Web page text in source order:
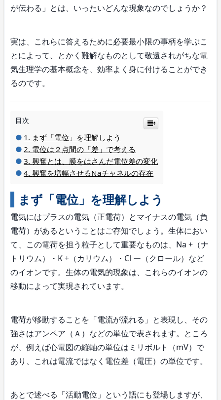
が伝わる」とは、いったいどんな現象なのでしょうか？
実は、これらに答えるために必要最小限の事柄を学ぶこ
とによって、とかく難解なものとして敬遠されがちな電
気生理学の基本概念を、効率よく身に付けることができ
るのです。
目次
まず「電位」を理解しよう
電位は２点間の「差」で考える
興奮とは、膜をはさんだ電位差の変化
興奮を増幅させるNaチャネルの存在
まず「電位」を理解しよう
電気にはプラスの電気（正電荷）とマイナスの電気（負
電荷）があるということはご存知でしょう。生体におい
て、この電荷を担う粒子として重要なものは、Na +（ナ
トリウム）・K +（カリウム）・Cl ー（クロール）など
のイオンです。生体の電気的現象は、これらのイオンの
移動によって実現されています。
電荷が移動することを「電流が流れる」と表現し、その
強さはアンペア（Ａ）などの単位で表されます。ところ
が、例えば心電図の縦軸の単位はミリボルト（mV）で
あり、これは電流ではなく電位差（電圧）の単位です。
あとで述べる「活動電位」という語にも登場しますが、